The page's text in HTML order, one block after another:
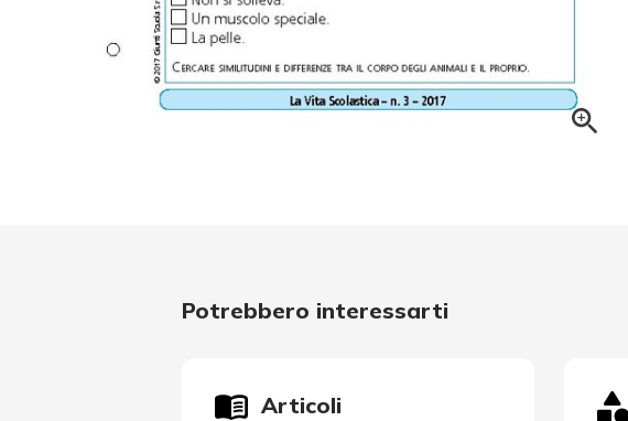
Potrebbero interessarti
Articoli